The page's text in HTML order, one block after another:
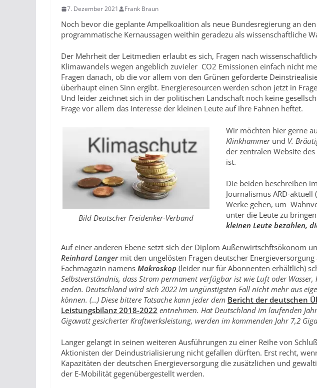
7. Dezember 2021 Frank Braun
Noch bevor die geplante Ampelkoalition als neue Bundesregierung an
programmatische Kernaussagen weithin geradezu als wissenschaftliche
Der Mehrheit der Leitmedien erlaubt es sich, Fragen nach
Klimawandels wegen angeblich zuvieler CO2 Emissionen einfach nicht
Fragen danach, ob die vor allem von den Grünen geforderte
überhaupt einen Sinn ergibt. Energieresourcen werden schon jetzt in
Und leider zeichnet sich in der politischen Landschaft noch keine
Frage vor allem das Interesse der kleinen Leute auf ihre Fahnen heftet.
Bild Deutscher Freidenker-Verband
Wir möchten hier gerne
Klinkhammerund V.
der zentralen Website
ist.
Die beiden beschreiben
Journalismus ARD-aktuell
Werke gehen, um
unter die Leute zu
kleinen Leute bezahlen,
Auf einer anderen Ebene setzt sich der Diplom Außenwirtschftsökonom
Reinhard Langermit den ungelösten Fragen deutscher
Fachmagazin namens Makroskop (leider nur für Abonnenten erhältlich)
Selbstverständnis, dass Strom permanent verfügbar ist wie Luft oder
enden. Deutschland wird sich 2022 im ungünstigsten Fall nicht mehr aus
können. (…) Diese bittere Tatsache kann jeder dem Bericht der deutschen
Leistungsbilanz 2018-2022 entnehmen. Hat Deutschland im laufenden
Gigawatt gesicherter Kraftwerksleistung, werden im kommenden Jahr 7,2
Langer gelangt in seinen weiteren Ausführungen zu einer Reihe von
Aktionisten der Deindustrialisierung nicht gefallen dürften. Erst recht,
Kapazitäten der deutschen Energieversorgung die zusätzlichen und
der E-Mobilität gegenübergestellt werden.